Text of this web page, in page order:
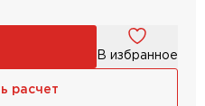
В избранное
расчет